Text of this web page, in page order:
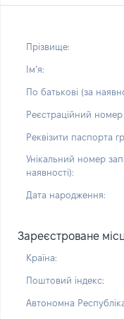
Прізвище:
Імʼя:
По батькові (за
Реєстраційний номер
Реквізити паспорта
Унікальний номер
наявності):
Дата народження:
Зареєстроване
Країна:
Поштовий індекс:
Автономна